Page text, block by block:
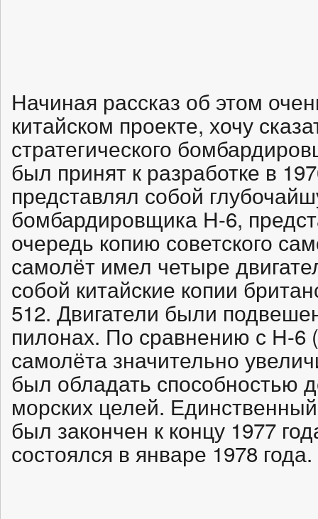
Начиная рассказ об этом
китайском проекте, хочу
стратегического
был принят к разработке в
представлял собой
бомбардировщика Н-6,
очередь копию советского
самолёт имел четыре
собой китайские копии
512. Двигатели были
пилонах. По сравнению с Н-6
самолёта значительно
был обладать способностью
морских целей.
был закончен к концу 1977
состоялся в январе 1978 года.